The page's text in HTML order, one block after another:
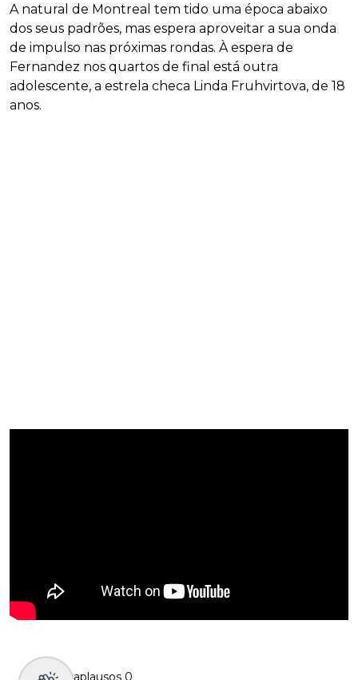
A natural de Montreal tem tido uma época abaixo
dos seus padrões, mas espera aproveitar a sua onda
de impulso nas próximas rondas. À espera de
Fernandez nos quartos de final está outra
adolescente, a estrela checa Linda Fruhvirtova, de 18
anos.
aplausos 0